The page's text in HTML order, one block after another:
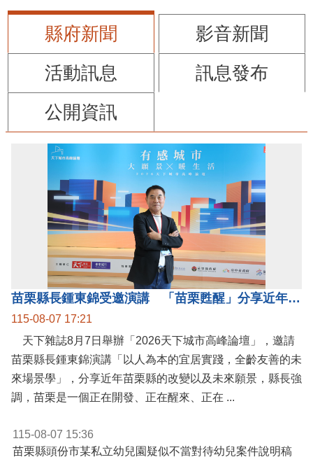
縣府新聞
影音新聞
活動訊息
訊息發布
公開資訊
苗栗縣長鍾東錦受邀演講 「苗栗甦醒」分享近年轉變
115-08-07 17:21
天下雜誌8月7日舉辦「2026天下城市高峰論壇」，邀請
苗栗縣長鍾東錦演講「以人為本的宜居實踐，全齡友善的未
來場景學」，分享近年苗栗縣的改變以及未來願景，縣長強
調，苗栗是一個正在開發、正在醒來、正在 ...
115-08-07 15:36
苗栗縣頭份市某私立幼兒園疑似不當對待幼兒案件說明稿